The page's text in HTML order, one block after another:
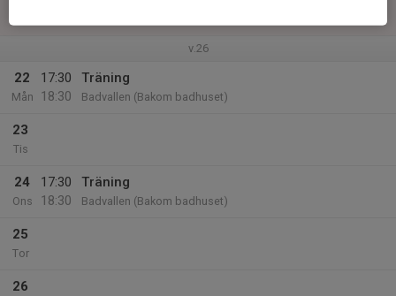
v.26
22
Mån
17:30
18:30
Träning
Badvallen (Bakom badhuset)
23
Tis
24
Ons
17:30
18:30
Träning
Badvallen (Bakom badhuset)
25
Tor
26